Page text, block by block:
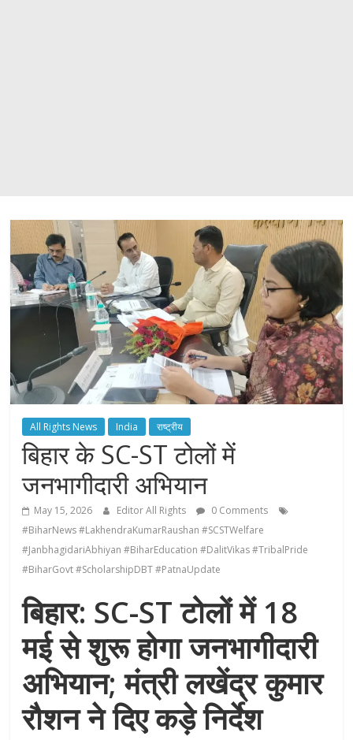
All Rights News India राष्ट्रीय
बिहार के SC-ST टोलों में
जनभागीदारी अभियान
May 15, 2026 Editor All Rights
0 Comments
#BiharNews #LakhendraKumarRaushan #SCSTWelfare
#JanbhagidariAbhiyan #BiharEducation #DalitVikas #TribalPride
#BiharGovt #ScholarshipDBT #PatnaUpdate
बिहार: SC-ST टोलों में 18
मई से शुरू होगा जनभागीदारी
अभियान; मंत्री लखेंद्र कुमार
रौशन ने दिए कड़े निर्देश